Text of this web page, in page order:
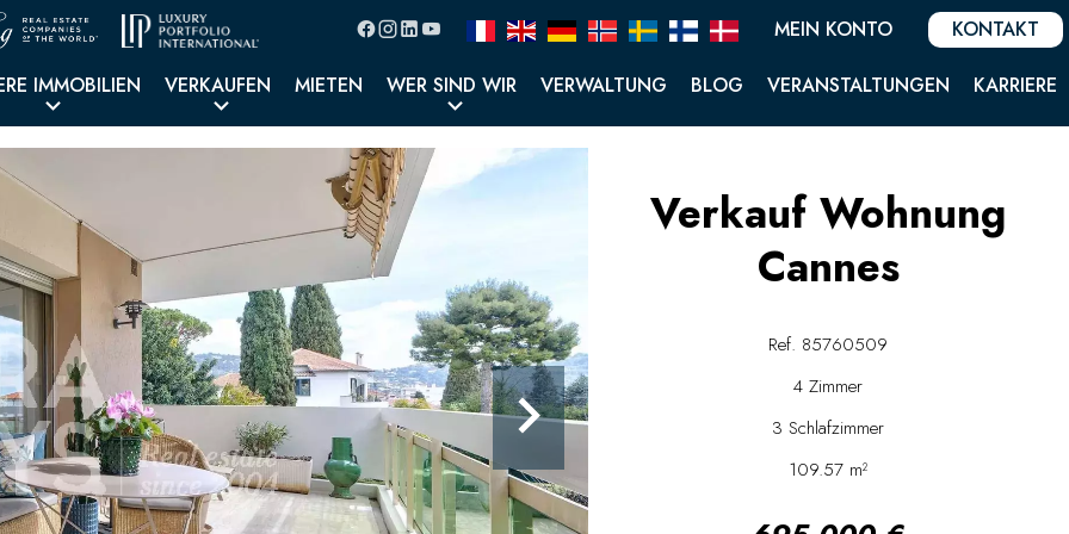
MEIN KONTO KONTAKT
IMMOBILIEN VERKAUFEN MIETEN WER SIND WIR VERWALTUNG BLOG VERANSTALTUNGEN KARRIERE
Verkauf Wohnung
Cannes
Ref. 85760509
4 Zimmer
3 Schlafzimmer
109.57 m²